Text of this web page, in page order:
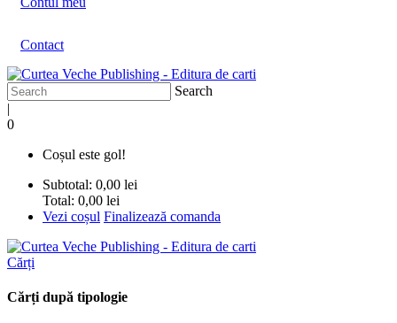
Contact
Search
|
0
Coșul este gol!
Subtotal: 0,00 lei
Total: 0,00 lei
Vezi coșul Finalizează comanda
Cărți
Cărți după tipologie